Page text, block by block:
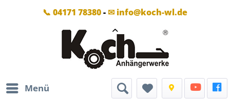
📞 04171 78380- ✉ info@koch-wl.de
Menü